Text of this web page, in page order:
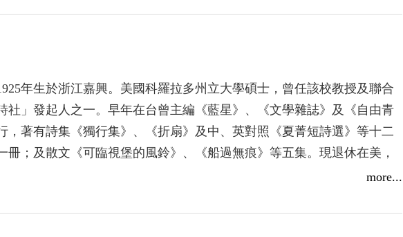
與妳同行〉、〈芭蕾舞〉、〈預測〉、〈無奈十行〉等夏菁知名詩作，
年生於浙江嘉興。美國科羅拉多州立大學碩士，曾任該校教授及聯合
社」發起人之一。早年在台曾主編《藍星》、《文學雜誌》及《自由青
，著有詩集《獨行集》、《折扇》及中、英對照《夏菁短詩選》等十二
冊；及散文《可臨視堡的風鈴》、《船過無痕》等五集。現退休在美，
more...